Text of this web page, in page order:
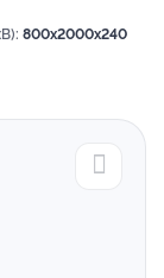
800x2000x240